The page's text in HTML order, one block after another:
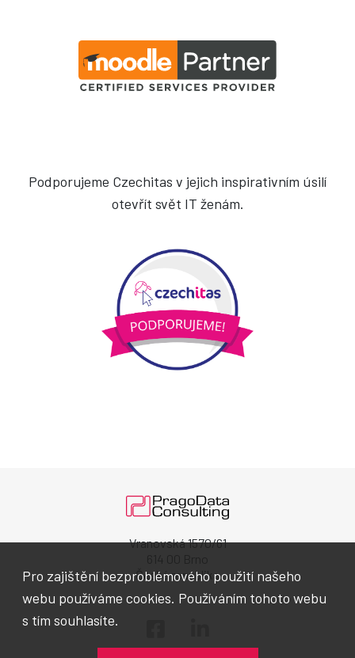
Podporujeme Czechitas v jejich inspirativním úsilí
otevřít svět IT ženám.
Vranovská 1570/61
Česká republika
Pro zajištění bezproblémového použití našeho
webu používáme cookies. Používáním tohoto webu
s tím souhlasíte.